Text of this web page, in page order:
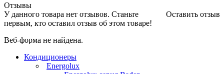
Отзывы
Оставить отзыв
У данного товара нет отзывов. Станьте
первым, кто оставил отзыв об этом товаре!
Веб-форма не найдена.
Кондиционеры
Energolux